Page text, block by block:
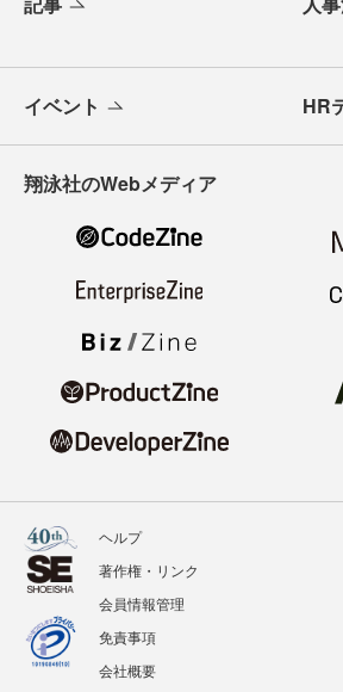
イベント HR
翔泳社のWebメディア
ヘルプ
著作権・リンク
会員情報管理
免責事項
会社概要